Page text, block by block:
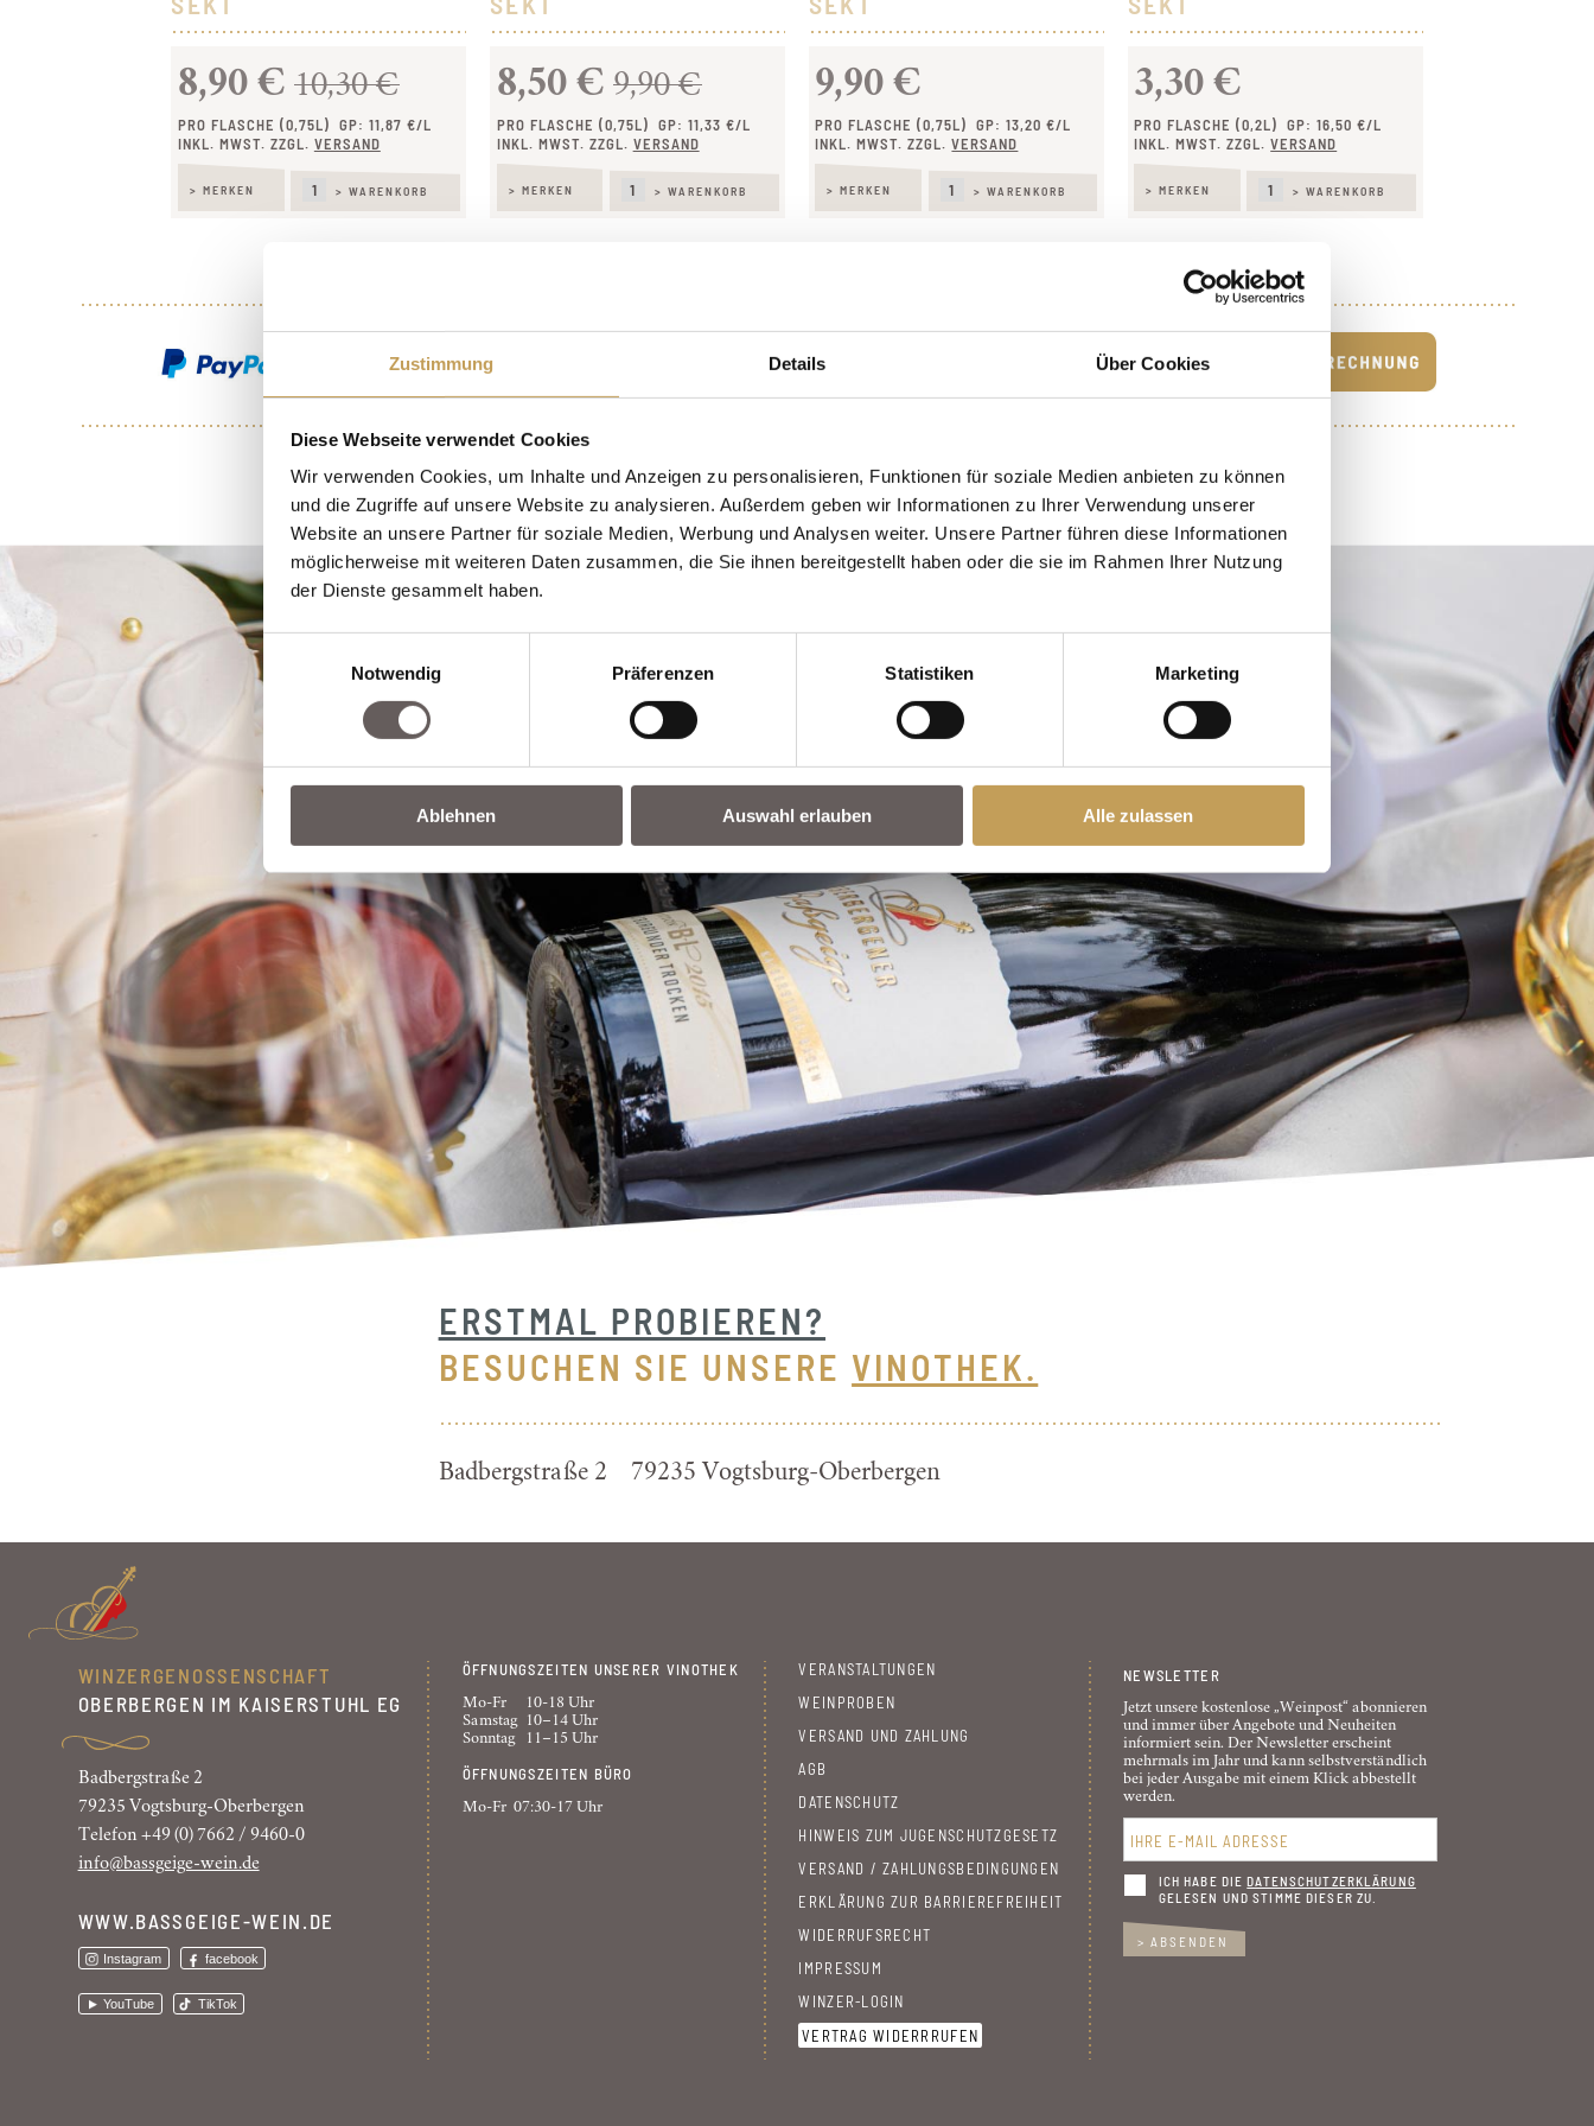
Zustimmung Details Über Cookies
Diese Webseite verwendet Cookies
Wir verwenden Cookies, um Inhalte und Anzeigen zu personalisieren, Funktionen für soziale Medien anbieten zu können
und die Zugriffe auf unsere Website zu analysieren. Außerdem geben wir Informationen zu Ihrer Verwendung unserer
Website an unsere Partner für soziale Medien, Werbung und Analysen weiter. Unsere Partner führen diese Informationen
möglicherweise mit weiteren Daten zusammen, die Sie ihnen bereitgestellt haben oder die sie im Rahmen Ihrer Nutzung
der Dienste gesammelt haben.
Einwilligungsauswahl
Notwendig
Präferenzen Statistiken Marketing
Ablehnen Auswahl erlauben Alle zulassen
MAGNUM
PINOT NOIR
PREMIUMSEKT
PROBIERPAKET 6TETT BURGUNDER
PROBIERPAKET 6TETT ROTWEIN
PROBIERPAKET 6TETT GRAUBURGUNDER-GOLD
8,90 € 10,30 €
PRO FLASCHE (0,75L) GP: 11,87 €/L
INKL. MWST. ZZGL. VERSAND
> MERKEN > WARENKORB
8,50 € 9,90 €
PRO FLASCHE (0,75L) GP: 11,33 €/L
INKL. MWST. ZZGL. VERSAND
> MERKEN > WARENKORB
9,90 €
PRO FLASCHE (0,75L)GP: 13,20 €/L
INKL. MWST. ZZGL.VERSAND
> MERKEN > WARENKORB
3,30 €
PRO FLASCHE (0,2L)GP: 16,50 €/L
INKL. MWST. ZZGL.VERSAND
> MERKEN > WARENKORB
* Alle Preise inkl. gesetzl. Mehrwertsteuer zzgl.Versandkostenund ggf. Nachnahmegebühren, wenn nicht anders beschrieben.
Wein aus Deutschland – enthält Sulfite.
ERSTMAL PROBIEREN?
BESUCHEN SIE UNSERE VINOTHEK.
Badbergstraße 2 79235 Vogtsburg-Oberbergen
WINZERGENOSSENSCHAFT
OBERBERGEN IM KAISERSTUHL EG
Badbergstraße 2
79235 Vogtsburg-Oberbergen
Telefon +49 (0) 7662 / 9460-0
info@bassgeige-wein.de
WWW.BASSGEIGE-WEIN.DE
Instagram facebook
YouTube TikTok
ÖFFNUNGSZEITEN UNSERER VINOTHEK
Mo-Fr
10-18 Uhr
Samstag
10–14 Uhr
Sonntag
11–15 Uhr
ÖFFNUNGSZEITEN BÜRO
Mo-Fr 07:30-17 Uhr
VERANSTALTUNGEN
WEINPROBEN
VERSAND UND ZAHLUNG
AGB
DATENSCHUTZ
HINWEIS ZUM JUGENSCHUTZGESETZ
VERSAND / ZAHLUNGSBEDINGUNGEN
ERKLÄRUNG ZUR BARRIEREFREIHEIT
WIDERRUFSRECHT
IMPRESSUM
WINZER-LOGIN
VERTRAG WIDERRRUFEN
NEWSLETTER
Jetzt unsere kostenlose „Weinpost“ abonnieren
und immer über Angebote und Neuheiten
informiert sein. Der Newsletter erscheint
mehrmals im Jahr und kann selbstverständlich
bei jeder Ausgabe mit einem Klick abbestellt
werden.
ICH HABE DIEDATENSCHUTZ­ERKLÄRUNG
GELESEN UND STIMME DIESER ZU.
> ABSENDEN